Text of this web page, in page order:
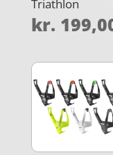
Triathlon
kr.